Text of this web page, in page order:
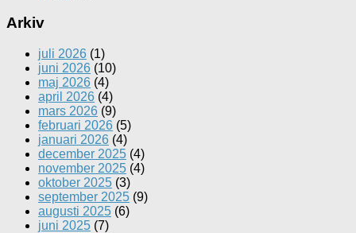
Arkiv
juli 2026 (1)
juni 2026 (10)
maj 2026 (4)
april 2026 (4)
mars 2026 (9)
februari 2026 (5)
januari 2026 (4)
december 2025 (4)
november 2025 (4)
oktober 2025 (3)
september 2025 (9)
augusti 2025 (6)
juni 2025 (7)